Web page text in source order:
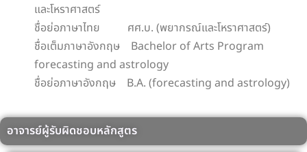
และโหราศาสตร์
ชื่อย่อภาษาไทย ศศ.บ. (พยากรณ์และโหราศาสตร์)
ชื่อเต็มภาษาอังกฤษ Bachelor of Arts Program
forecasting and astrology
ชื่อย่อภาษาอังกฤษ B.A. (forecasting and astrology)
อาจารย์ผู้รับผิดชอบหลักสูตร